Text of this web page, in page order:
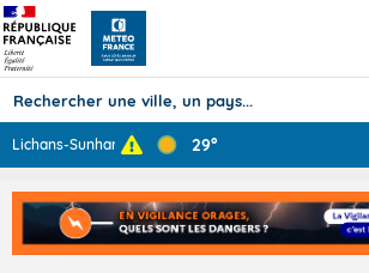
Prévisions
TOUS LES RÉSULTATS
Lichans-Sunhar 29°